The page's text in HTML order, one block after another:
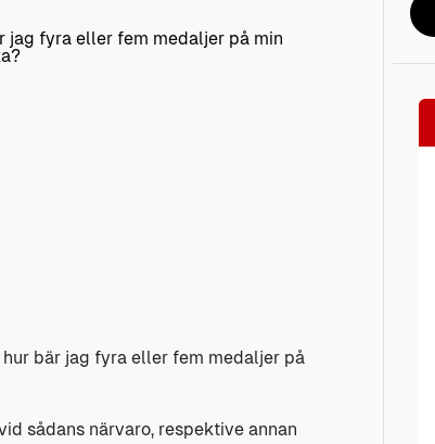
bär jag fyra eller fem medaljer på
sådans närvaro, respektive annan